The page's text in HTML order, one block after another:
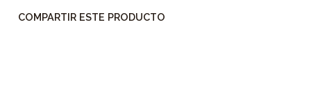
Especificaciones Técnicas
COMPARTIR ESTE PRODUCTO